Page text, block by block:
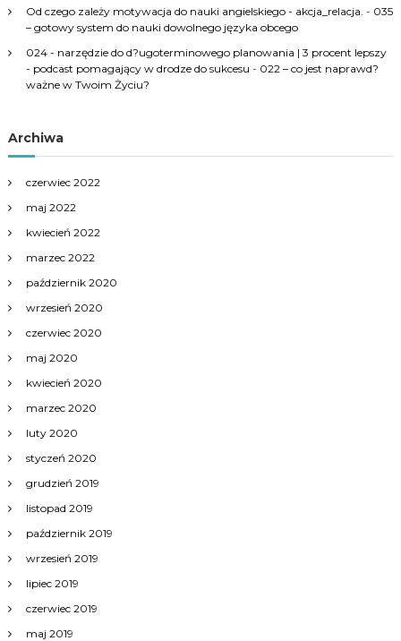
Od czego zależy motywacja do nauki angielskiego - akcja_relacja. - 035
– gotowy system do nauki dowolnego języka obcego
024 - narzędzie do d?ugoterminowego planowania | 3 procent lepszy
- podcast pomagający w drodze do sukcesu - 022 – co jest naprawd?
ważne w Twoim Życiu?
Archiwa
czerwiec 2022
maj 2022
kwiecień 2022
marzec 2022
październik 2020
wrzesień 2020
czerwiec 2020
maj 2020
kwiecień 2020
marzec 2020
luty 2020
styczeń 2020
grudzień 2019
listopad 2019
październik 2019
wrzesień 2019
lipiec 2019
czerwiec 2019
maj 2019